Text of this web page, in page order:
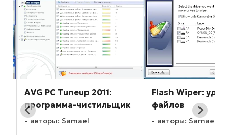
AVG PC Tuneup 2011:
программа-чистильщик
авторы: Samael
Flash Wiper:
файлов
авторы: Samael